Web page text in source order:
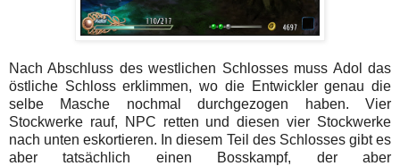
Nach Abschluss des westlichen Schlosses muss Adol das
östliche Schloss erklimmen, wo die Entwickler genau die
selbe Masche nochmal durchgezogen haben. Vier
Stockwerke rauf, NPC retten und diesen vier Stockwerke
nach unten eskortieren. In diesem Teil des Schlosses gibt es
aber tatsächlich einen Bosskampf, der aber